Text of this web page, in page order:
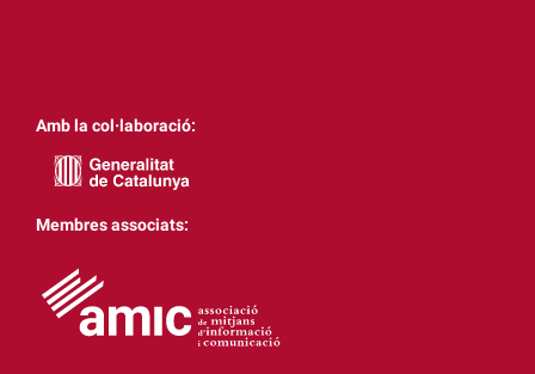
Amb la col·laboració:
Membres associats: